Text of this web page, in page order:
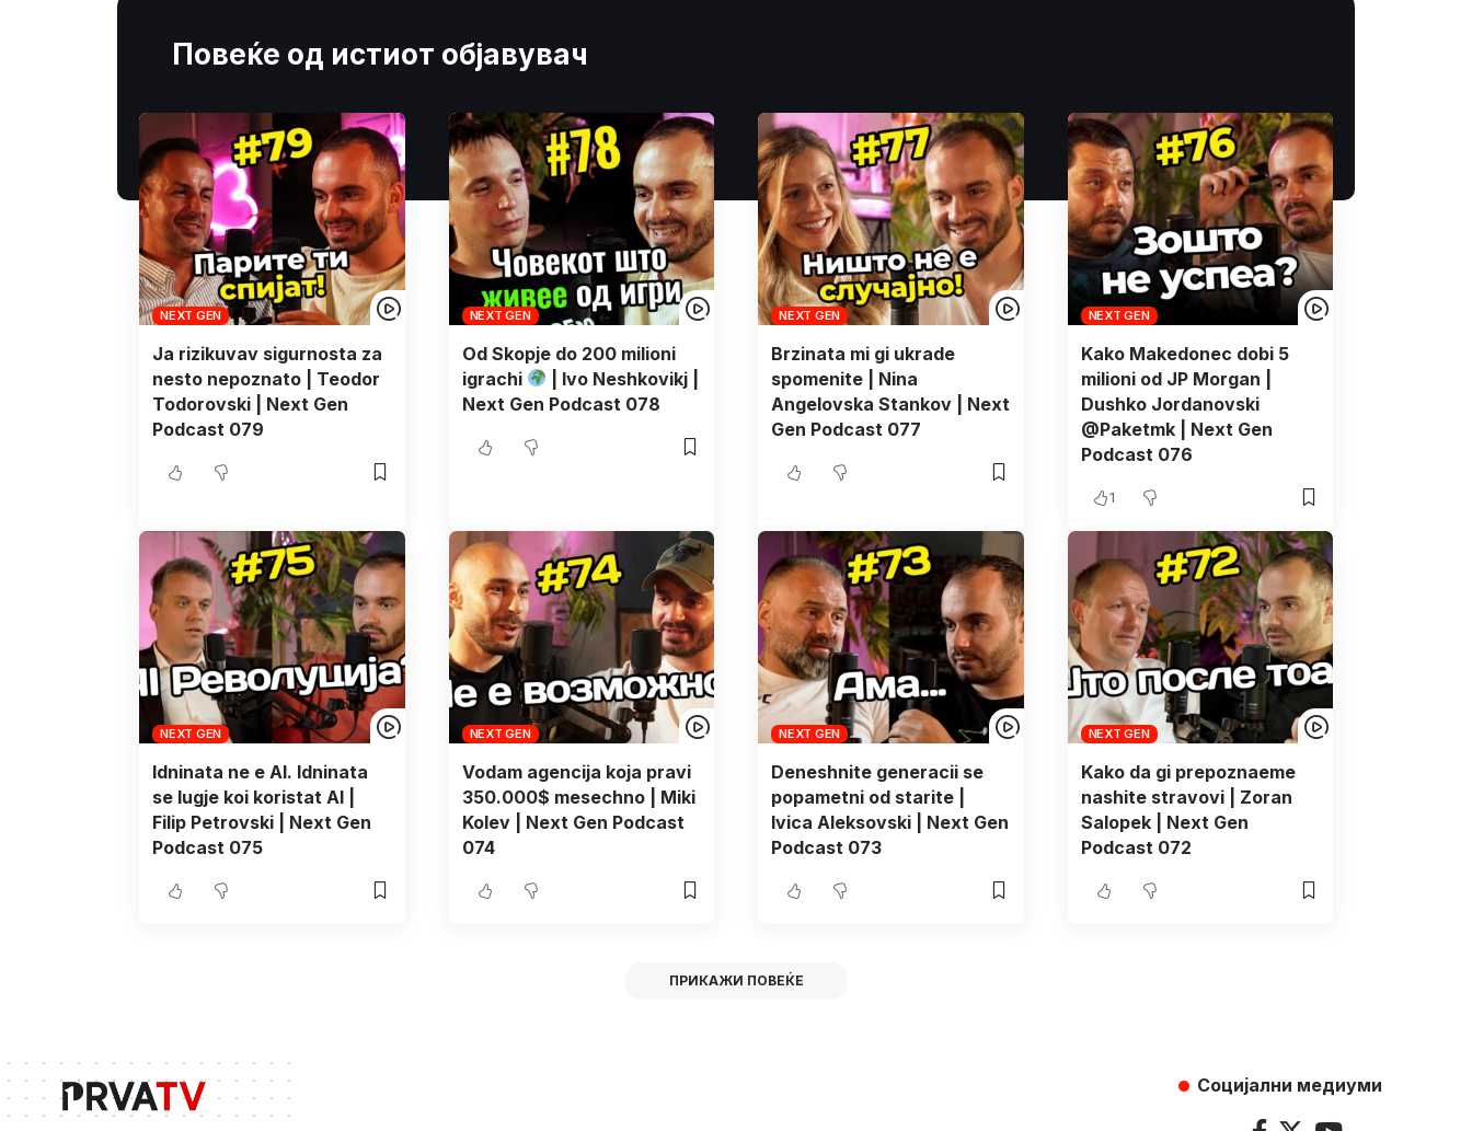
Повеќе од истиот објавувач
NEXT GEN
Ja rizikuvav sigurnosta za
nesto nepoznato | Teodor
Todorovski | Next Gen
Podcast 079
NEXT GEN
Od Skopje do 200 milioni
igrachi
| Ivo Neshkovikj |
Next Gen Podcast 078
NEXT GEN
Brzinata mi gi ukrade
spomenite | Nina
Angelovska Stankov | Next
Gen Podcast 077
NEXT GEN
Kako Makedonec dobi 5
milioni od JP Morgan |
Dushko Jordanovski
@Paketmk | Next Gen
Podcast 076
1
NEXT GEN
Idninata ne e AI. Idninata
se lugje koi koristat AI |
Filip Petrovski | Next Gen
Podcast 075
NEXT GEN
Vodam agencija koja pravi
350.000$ mesechno | Miki
Kolev | Next Gen Podcast
074
NEXT GEN
Deneshnite generacii se
popametni od starite |
Ivica Aleksovski | Next Gen
Podcast 073
NEXT GEN
Kako da gi prepoznaeme
nashite stravovi | Zoran
Salopek | Next Gen
Podcast 072
ПРИКАЖИ ПОВЕЌЕ
Социјални медиуми